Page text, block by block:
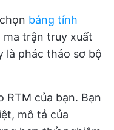
bảng tính
ma trận truy xuất
là phác thảo sơ bộ
RTM của bạn. Bạn
mô tả của